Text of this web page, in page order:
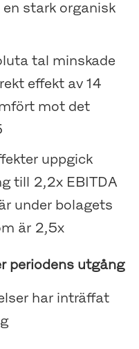
stark organisk
tal minskade
effekt av 14
mot det
uppgick
till 2,2x EBITDA
under bolagets
är 2,5x
periodens utgång
har inträffat